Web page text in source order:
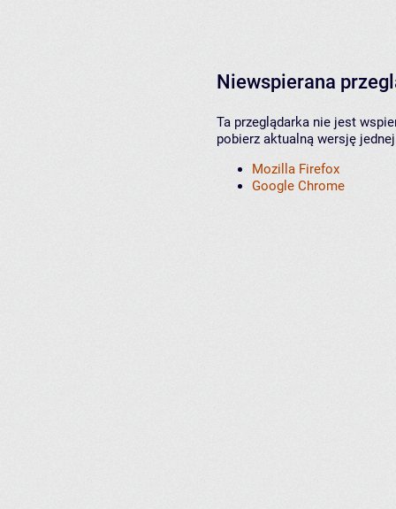
Niewspierana
Ta przeglądarka nie jest
pobierz aktualną wersję
Mozilla Firefox
Google Chrome